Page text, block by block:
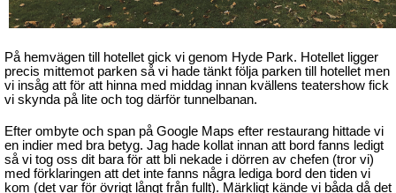
På hemvägen till hotellet gick vi genom Hyde Park. Hotellet ligger
precis mittemot parken så vi hade tänkt följa parken till hotellet men
vi insåg att för att hinna med middag innan kvällens teatershow fick
vi skynda på lite och tog därför tunnelbanan.
Efter ombyte och span på Google Maps efter restaurang hittade vi
en indier med bra betyg. Jag hade kollat innan att bord fanns ledigt
så vi tog oss dit bara för att bli nekade i dörren av chefen (tror vi)
med förklaringen att det inte fanns några lediga bord den tiden vi
kom (det var för övrigt långt från fullt). Märkligt kände vi båda då det